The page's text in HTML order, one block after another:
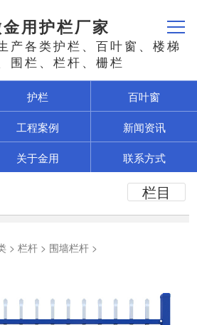
用护栏厂家
产各类护栏、百叶窗、楼梯
围栏、栏杆、栅栏
护栏
百叶窗
工程案例
新闻资讯
关于金用 联系方式
栏目
> 栏杆 > 围墙栏杆 >